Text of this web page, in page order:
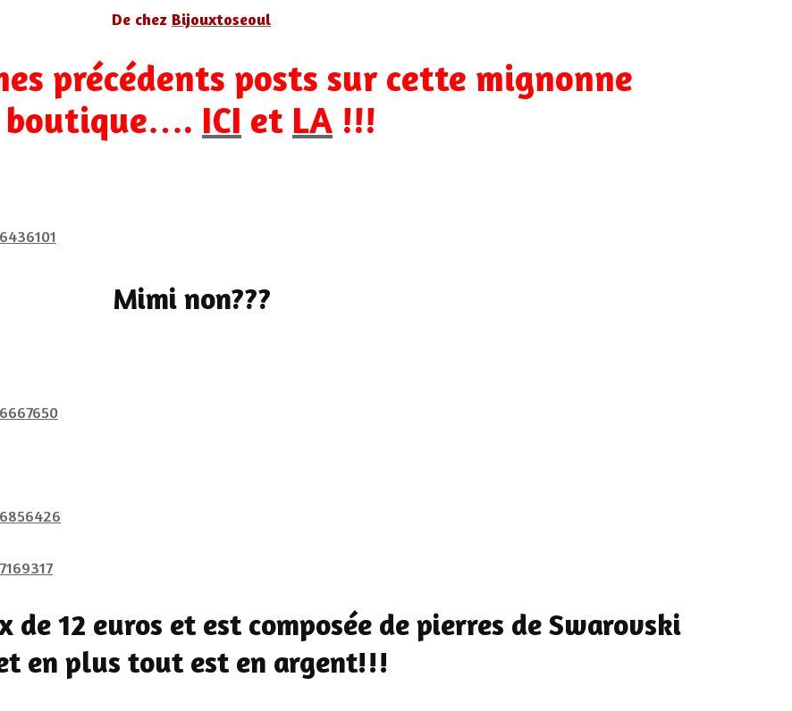
De chez Bijouxtoseoul
précédents posts sur cette mignonne
boutique…. ICI et LA !!!
Mimi non???
de 12 euros et est composée de pierres de Swarovski
en plus tout est en argent!!!